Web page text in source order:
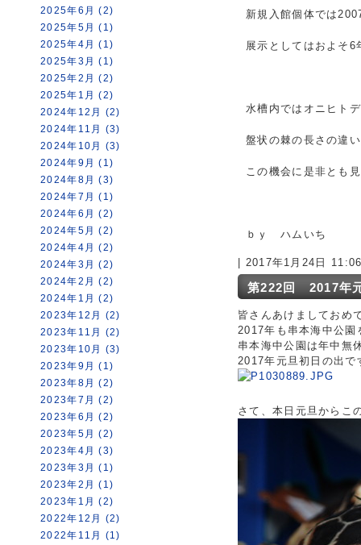
2025年6月 (2)
2025年5月 (1)
2025年4月 (1)
2025年3月 (1)
2025年2月 (2)
2025年1月 (2)
2024年12月 (2)
2024年11月 (3)
2024年10月 (3)
2024年9月 (1)
2024年8月 (3)
2024年7月 (1)
2024年6月 (2)
2024年5月 (2)
2024年4月 (2)
2024年3月 (2)
2024年2月 (2)
2024年1月 (2)
2023年12月 (2)
2023年11月 (2)
2023年10月 (3)
2023年9月 (1)
2023年8月 (2)
2023年7月 (2)
2023年6月 (2)
2023年5月 (2)
2023年4月 (3)
2023年3月 (1)
2023年2月 (1)
2023年1月 (2)
2022年12月 (2)
2022年11月 (1)
新規入館個体では
展示としてはおよそ
水槽内ではオニヒト
盤状の棘の長さの違
この機会に是非とも
ｂｙ ハムいち
| 2017年1月24日
第222回 2017年
皆さんあけましておめ
2017年も串本海中公
串本海中公園は年中無
2017年元旦初日の出で
さて、本日元旦からこ